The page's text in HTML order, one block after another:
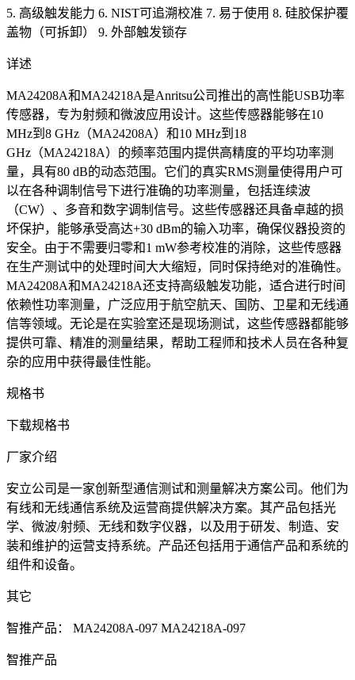
5. 高级触发能力 6. NIST可追溯校准 7. 易于使用 8. 硅胶保护覆
盖物（可拆卸） 9. 外部触发锁存
详述
MA24208A和MA24218A是Anritsu公司推出的高性能USB功率
传感器，专为射频和微波应用设计。这些传感器能够在10
MHz到8 GHz（MA24208A）和10 MHz到18
GHz（MA24218A）的频率范围内提供高精度的平均功率测
量，具有80 dB的动态范围。它们的真实RMS测量使得用户可
以在各种调制信号下进行准确的功率测量，包括连续波
（CW）、多音和数字调制信号。这些传感器还具备卓越的损
坏保护，能够承受高达+30 dBm的输入功率，确保仪器投资的
安全。由于不需要归零和1 mW参考校准的消除，这些传感器
在生产测试中的处理时间大大缩短，同时保持绝对的准确性。
MA24208A和MA24218A还支持高级触发功能，适合进行时间
依赖性功率测量，广泛应用于航空航天、国防、卫星和无线通
信等领域。无论是在实验室还是现场测试，这些传感器都能够
提供可靠、精准的测量结果，帮助工程师和技术人员在各种复
杂的应用中获得最佳性能。
规格书
下载规格书
厂家介绍
安立公司是一家创新型通信测试和测量解决方案公司。他们为
有线和无线通信系统及运营商提供解决方案。其产品包括光
学、微波/射频、无线和数字仪器，以及用于研发、制造、安
装和维护的运营支持系统。产品还包括用于通信产品和系统的
组件和设备。
其它
智推产品： MA24208A-097 MA24218A-097
智推产品